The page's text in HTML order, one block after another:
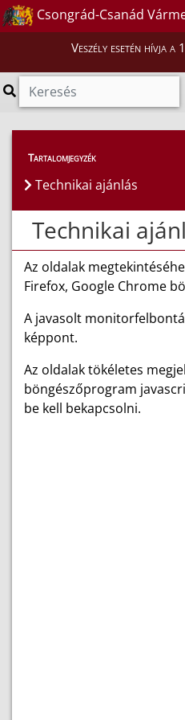
Csongrád-Csanád
Veszély esetén hívja
Tartalomjegyzék
Technikai ajánlás
Technikai
Az oldalak
Firefox, Google Chrome
A javasolt
képpont.
Az oldalak tökéletes
böngészőprogram
be kell bekapcsolni.